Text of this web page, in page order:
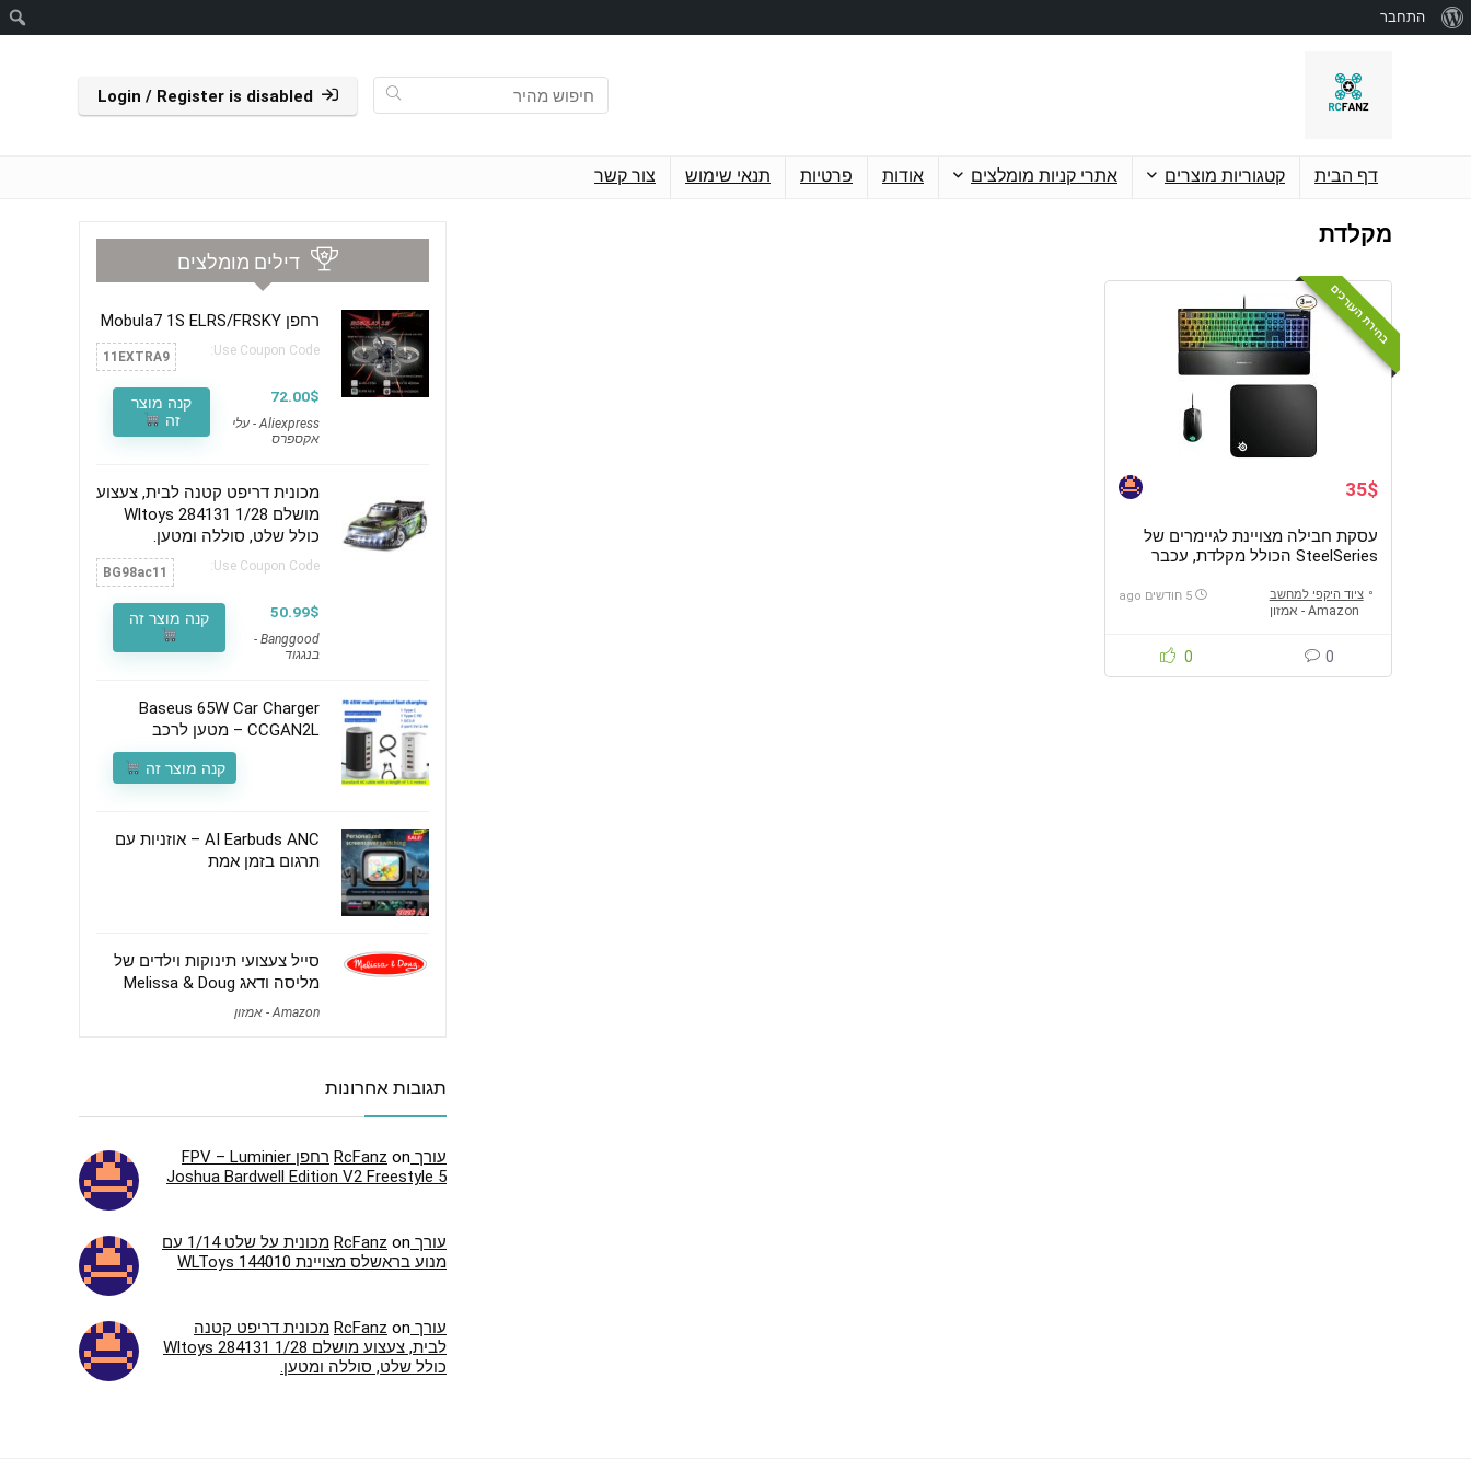
אודות
התחבר
Login / Register is disabled
דף הבית קטגוריות מוצרים אתרי קניות מומלצים אודות פרטיות תנאי שימוש צור קשר
מקלדת
בחירת העורכים
35$
עסקת חבילה מצויינת לגיימרים של
SteelSeries הכולל מקלדת, עכבר
ציוד היקפי למחשב
Amazon - אמזון
5 חודשים ago
0 0
דילים מומלצים
רחפן Mobula7 1S ELRS/FRSKY
Use Coupon Code:
11EXTRA9
72.00$
Aliexpress - עלי
אקספרס
קנה מוצר
זה
מכונית דריפט קטנה לבית, צעצוע
מושלם Wltoys 284131 1/28
כולל שלט, סוללה ומטען.
Use Coupon Code:
BG98ac11
50.99$
Banggood -
בנגגוד
קנה מוצר זה
Baseus 65W Car Charger
CCGAN2L – מטען לרכב
קנה מוצר זה
AI Earbuds ANC – אוזניות עם
תרגום בזמן אמת
סייל צעצועי תינוקות וילדים של
מליסה ודאג Melissa & Doug
Amazon - אמזון
תגובות אחרונות
עורך RcFanz on
רחפן FPV – Luminier
Joshua Bardwell Edition V2 Freestyle 5
עורך RcFanz on
מכונית על שלט 1/14 עם
מנוע בראשלס מצויינת WLToys 144010
עורך RcFanz on
מכונית דריפט קטנה
לבית, צעצוע מושלם Wltoys 284131 1/28
כולל שלט, סוללה ומטען.